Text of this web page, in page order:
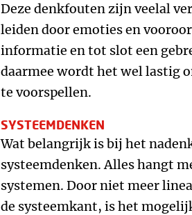
Deze denkfouten zijn veelal
leiden door emoties en
informatie en tot slot een
daarmee wordt het wel lastig
te voorspellen.
SYSTEEMDENKEN
Wat belangrijk is bij het
systeemdenken. Alles hangt
systemen. Door niet meer
de systeemkant, is het